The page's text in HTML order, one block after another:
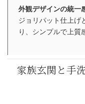
外観デザインの統一
ジョリパット仕上げ
り、シンプルで上質